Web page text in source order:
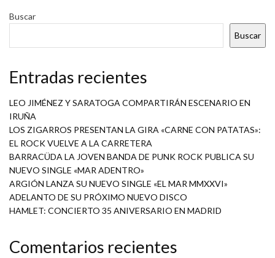
Buscar
Buscar
Entradas recientes
LEO JIMÉNEZ Y SARATOGA COMPARTIRÁN ESCENARIO EN
IRUÑA
LOS ZIGARROS PRESENTAN LA GIRA «CARNE CON PATATAS»:
EL ROCK VUELVE A LA CARRETERA
BARRACÜDA LA JOVEN BANDA DE PUNK ROCK PUBLICA SU
NUEVO SINGLE «MAR ADENTRO»
ARGIÓN LANZA SU NUEVO SINGLE «EL MAR MMXXVI»
ADELANTO DE SU PRÓXIMO NUEVO DISCO
HAMLET: CONCIERTO 35 ANIVERSARIO EN MADRID
Comentarios recientes